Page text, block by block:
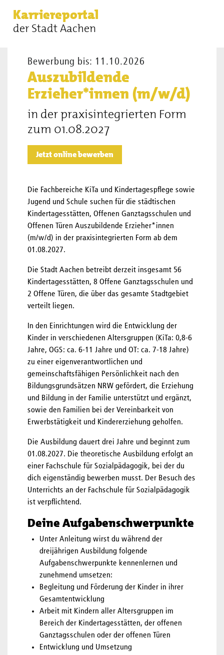
Karriereportal
der Stadt Aachen
Erzieher*innen (m/w/d)
Bewerbung bis: 11.10.2026
Auszubildende
Erzieher*innen (m/w/d)
in der praxisintegrierten Form
zum 01.08.2027
Jetzt online bewerben
Die Fachbereiche KiTa und Kindertagespflege sowie
Jugend und Schule suchen für die städtischen
Kindertagesstätten, Offenen Ganztagsschulen und
Offenen Türen Auszubildende Erzieher*innen
(m/w/d) in der praxisintegrierten Form ab dem
01.08.2027.
Die Stadt Aachen betreibt derzeit insgesamt 56
Kindertagesstätten, 8 Offene Ganztagsschulen und
2 Offene Türen, die über das gesamte Stadtgebiet
verteilt liegen.
In den Einrichtungen wird die Entwicklung der
Kinder in verschiedenen Altersgruppen (KiTa: 0,8-6
Jahre, OGS: ca. 6-11 Jahre und OT: ca. 7-18 Jahre)
zu einer eigenverantwortlichen und
gemeinschaftsfähigen Persönlichkeit nach den
Bildungsgrundsätzen NRW gefördert, die Erziehung
und Bildung in der Familie unterstützt und ergänzt,
sowie den Familien bei der Vereinbarkeit von
Erwerbstätigkeit und Kindererziehung geholfen.
Die Ausbildung dauert drei Jahre und beginnt zum
01.08.2027. Die theoretische Ausbildung erfolgt an
einer Fachschule für Sozialpädagogik, bei der du
dich eigenständig bewerben musst. Der Besuch des
Unterrichts an der Fachschule für Sozialpädagogik
ist verpflichtend.
Deine Aufgabenschwerpunkte
Unter Anleitung wirst du während der
dreijährigen Ausbildung folgende
Aufgabenschwerpunkte kennenlernen und
zunehmend umsetzen:
Begleitung und Förderung der Kinder in ihrer
Gesamtentwicklung
Arbeit mit Kindern aller Altersgruppen im
Bereich der Kindertagesstätten, der offenen
Ganztagsschulen oder der offenen Türen
Entwicklung und Umsetzung